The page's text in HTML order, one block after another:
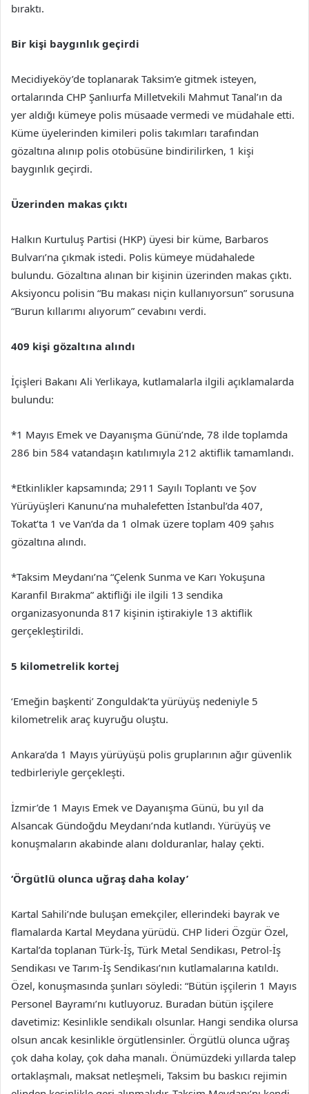
bıraktı.
Bir kişi baygınlık geçirdi
Mecidiyeköy’de toplanarak Taksim’e gitmek isteyen,
ortalarında CHP Şanlıurfa Milletvekili Mahmut Tanal’ın da
yer aldığı kümeye polis müsaade vermedi ve müdahale etti.
Küme üyelerinden kimileri polis takımları tarafından
gözaltına alınıp polis otobüsüne bindirilirken, 1 kişi
baygınlık geçirdi.
Üzerinden makas çıktı
Halkın Kurtuluş Partisi (HKP) üyesi bir küme, Barbaros
Bulvarı’na çıkmak istedi. Polis kümeye müdahalede
bulundu. Gözaltına alınan bir kişinin üzerinden makas çıktı.
Aksiyoncu polisin “Bu makası niçin kullanıyorsun” sorusuna
“Burun kıllarımı alıyorum” cevabını verdi.
409 kişi gözaltına alındı
İçişleri Bakanı Ali Yerlikaya, kutlamalarla ilgili açıklamalarda
bulundu:
*1 Mayıs Emek ve Dayanışma Günü’nde, 78 ilde toplamda
286 bin 584 vatandaşın katılımıyla 212 aktiflik tamamlandı.
*Etkinlikler kapsamında; 2911 Sayılı Toplantı ve Şov
Yürüyüşleri Kanunu’na muhalefetten İstanbul’da 407,
Tokat’ta 1 ve Van’da da 1 olmak üzere toplam 409 şahıs
gözaltına alındı.
*Taksim Meydanı’na “Çelenk Sunma ve Karı Yokuşuna
Karanfil Bırakma” aktifliği ile ilgili 13 sendika
organizasyonunda 817 kişinin iştirakiyle 13 aktiflik
gerçekleştirildi.
5 kilometrelik kortej
‘Emeğin başkenti’ Zonguldak’ta yürüyüş nedeniyle 5
kilometrelik araç kuyruğu oluştu.
Ankara’da 1 Mayıs yürüyüşü polis gruplarının ağır güvenlik
tedbirleriyle gerçekleşti.
İzmir’de 1 Mayıs Emek ve Dayanışma Günü, bu yıl da
Alsancak Gündoğdu Meydanı’nda kutlandı. Yürüyüş ve
konuşmaların akabinde alanı dolduranlar, halay çekti.
‘Örgütlü olunca uğraş daha kolay’
Kartal Sahili’nde buluşan emekçiler, ellerindeki bayrak ve
flamalarda Kartal Meydana yürüdü. CHP lideri Özgür Özel,
Kartal’da toplanan Türk-İş, Türk Metal Sendikası, Petrol-İş
Sendikası ve Tarım-İş Sendikası’nın kutlamalarına katıldı.
Özel, konuşmasında şunları söyledi: “Bütün işçilerin 1 Mayıs
Personel Bayramı’nı kutluyoruz. Buradan bütün işçilere
davetimiz: Kesinlikle sendikalı olsunlar. Hangi sendika olursa
olsun ancak kesinlikle örgütlensinler. Örgütlü olunca uğraş
çok daha kolay, çok daha manalı. Önümüzdeki yıllarda talep
ortaklaşmalı, maksat netleşmeli, Taksim bu baskıcı rejimin